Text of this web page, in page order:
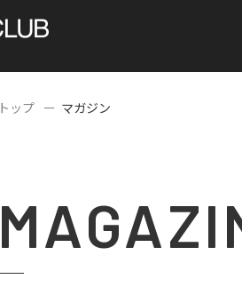
トップ マガジン